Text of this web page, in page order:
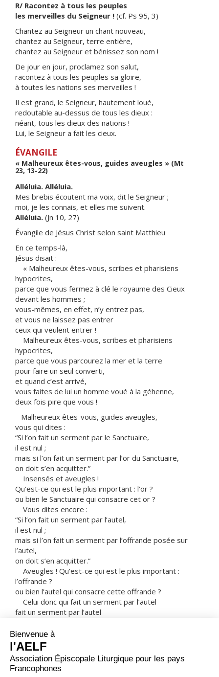
R/ Racontez à tous les peuples
les merveilles du Seigneur ! (cf. Ps 95, 3)
Chantez au Seigneur un chant nouveau,
chantez au Seigneur, terre entière,
chantez au Seigneur et bénissez son nom !
De jour en jour, proclamez son salut,
racontez à tous les peuples sa gloire,
à toutes les nations ses merveilles !
Il est grand, le Seigneur, hautement loué,
redoutable au-dessus de tous les dieux :
néant, tous les dieux des nations !
Lui, le Seigneur a fait les cieux.
ÉVANGILE
« Malheureux êtes-vous, guides aveugles » (Mt
23, 13-22)
Alléluia. Alléluia.
Mes brebis écoutent ma voix, dit le Seigneur ;
moi, je les connais, et elles me suivent.
Alléluia. (Jn 10, 27)
Évangile de Jésus Christ selon saint Matthieu
En ce temps-là,
Jésus disait :
« Malheureux êtes-vous, scribes et pharisiens
hypocrites,
parce que vous fermez à clé le royaume des Cieux
devant les hommes ;
vous-mêmes, en effet, n’y entrez pas,
et vous ne laissez pas entrer
ceux qui veulent entrer !
Malheureux êtes-vous, scribes et pharisiens
hypocrites,
parce que vous parcourez la mer et la terre
pour faire un seul converti,
et quand c’est arrivé,
vous faites de lui un homme voué à la géhenne,
deux fois pire que vous !
Malheureux êtes-vous, guides aveugles,
vous qui dites :
“Si l’on fait un serment par le Sanctuaire,
il est nul ;
mais si l’on fait un serment par l’or du Sanctuaire,
on doit s’en acquitter.”
Insensés et aveugles !
Qu’est-ce qui est le plus important : l’or ?
ou bien le Sanctuaire qui consacre cet or ?
Vous dites encore :
“Si l’on fait un serment par l’autel,
il est nul ;
mais si l’on fait un serment par l’offrande posée sur
l’autel,
on doit s’en acquitter.”
Aveugles ! Qu’est-ce qui est le plus important :
l’offrande ?
ou bien l’autel qui consacre cette offrande ?
Celui donc qui fait un serment par l’autel
fait un serment par l’autel
celui qui fait un serment par le Sanctuaire
fait un serment par le Sanctuaire
et par Celui qui l’habite ;
et celui qui fait un serment par le ciel
fait un serment par le trône de Dieu